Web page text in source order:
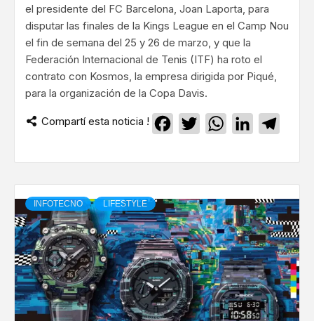
el presidente del FC Barcelona, Joan Laporta, para
disputar las finales de la Kings League en el Camp Nou
el fin de semana del 25 y 26 de marzo, y que la
Federación Internacional de Tenis (ITF) ha roto el
contrato con Kosmos, la empresa dirigida por Piqué,
para la organización de la Copa Davis.
Compartí esta noticia ! Facebook
TwitterWhatsApp
LinkedIn
INFOTECNO LIFESTYLE